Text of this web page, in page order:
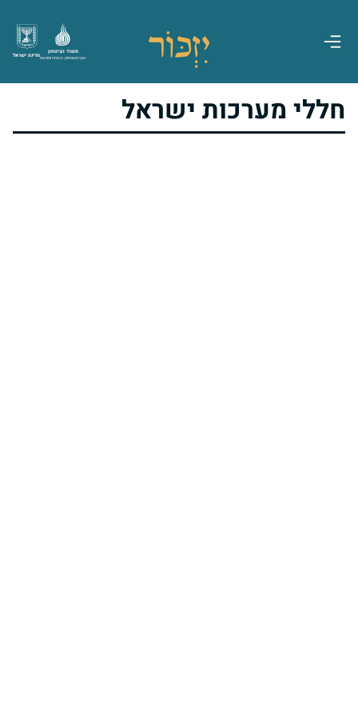
מדינת ישראל
משרד הביטחון
אגף משפחות, הנצחה ומורשת
חללי מערכות ישראל